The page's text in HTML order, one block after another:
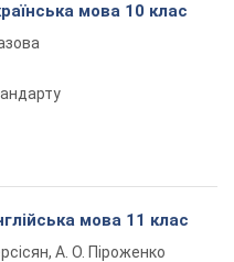
мова 10 клас
мова 11 клас
А. О. Піроженко